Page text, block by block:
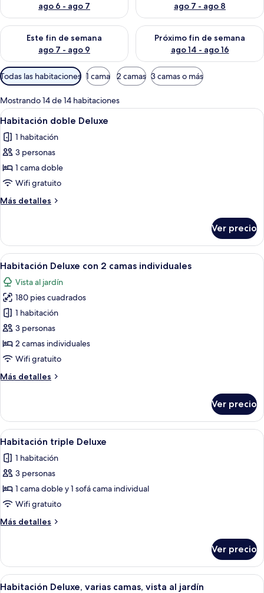
ago 6 - ago 7
ago 7 - ago 8
Este fin de semana
ago 7 - ago 9
Consulta la disponibilidad para este fin de semana ago 7 -
Próximo fin de semana
ago 14 - ago 16
Consulta la disponibilidad
Filtros
disponibles
para
las
habitaciones
Todas las habitaciones 1 cama 2 camas 3 camas o más
Mostrando 14 de 14 habitaciones
Abrir
todas
las
fotos
de
Habitación
doble
Deluxe
Una cama bien tendida con
5
Habitación doble Deluxe
1 habitación
3 personas
1 cama doble
Wifi gratuito
Más detalles
Más
doble
Deluxe
Ver precio
Abrir
todas
las
fotos
de
Habitación
Deluxe
con
camas
Un dormitorio con una cama
5
Habitación Deluxe con 2 camas individuales
Vista al jardín
180 pies cuadrados
1 habitación
3 personas
2 camas individuales
Wifi gratuito
Más detalles
Más
Deluxe
con
2
individuales
Ver precio
Abrir
todas
las
fotos
de
Habitación
triple
Deluxe
Un dormitorio con cama, armario, un
5
Habitación triple Deluxe
1 habitación
3 personas
1 cama doble y 1 sofá cama individual
Wifi gratuito
Más detalles
Más
triple
Deluxe
Ver precio
Abrir
Un dormitorio con una cama
5
Habitación Deluxe, varias camas, vista al jardín